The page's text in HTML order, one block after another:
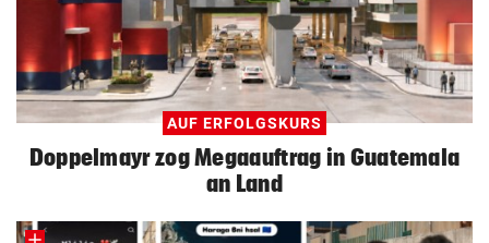
AUF ERFOLGSKURS
Doppelmayr zog Megaauftrag in Guatemala
an Land